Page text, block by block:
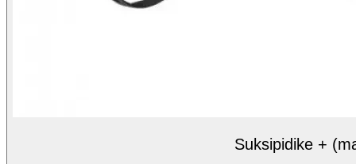
Suksipidike +